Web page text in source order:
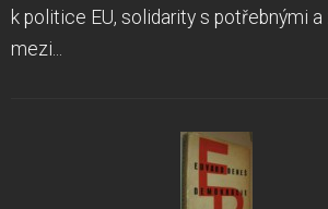
k politice EU, solidarity s potřebnými
mezi...